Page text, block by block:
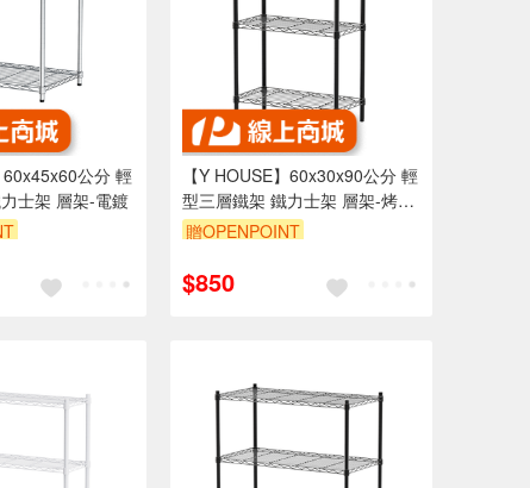
60x45x60公分 輕
士架 層架-電鍍
【Y HOUSE】60x30x90公分 輕
型三層鐵架 鐵力士架 層架-烤漆
黑
贈OPENPOINT
$850